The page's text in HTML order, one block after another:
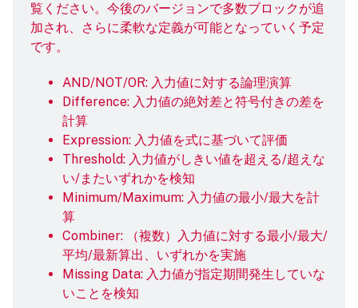
覧ください。今後のバージョンで多数ブロックが追
加され、さらに柔軟な定義が可能となっていく予定
です。
AND/NOT/OR: 入力値に対する論理演算
Difference: 入力値の絶対差と符号付きの差を
計算
Expression: 入力値を式に基づいて評価
Threshold: 入力値がしきい値を超える/超えな
い/またいずれかを検知
Minimum/Maximum: 入力値の最小/最大を計
算
Combiner: （複数）入力値に対する最小/最大/
平均/最新算出、いずれかを実施
Missing Data: 入力値が指定期間発生していな
いことを検知